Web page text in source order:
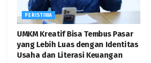
PERISTIWA
UMKM Kreatif Bisa Tembus Pasar
yang Lebih Luas dengan Identitas
Usaha dan Literasi Keuangan